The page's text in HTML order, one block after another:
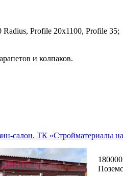
Profile 20x1100, Profile 35;
и колпаков.
салон. ТК «Стройматериалы